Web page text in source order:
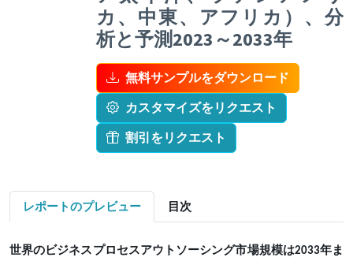
カ、中東、アフリカ）、分
析と予測2023～2033年
無料サンプルをダウンロード
カスタマイズをリクエスト
割引をリクエスト
レポートのプレビュー 目次
世界のビジネスプロセスアウトソーシング市場規模は2033年ま